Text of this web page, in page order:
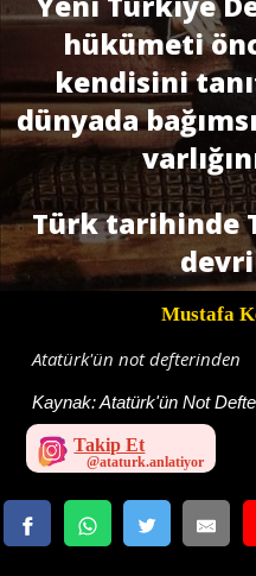
hükümeti
kendisini
dünyada
Türk tarihinde
Mustafa
Atatürk'ün not defterinden
Kaynak:Atatürk'ün Not
Takip Et